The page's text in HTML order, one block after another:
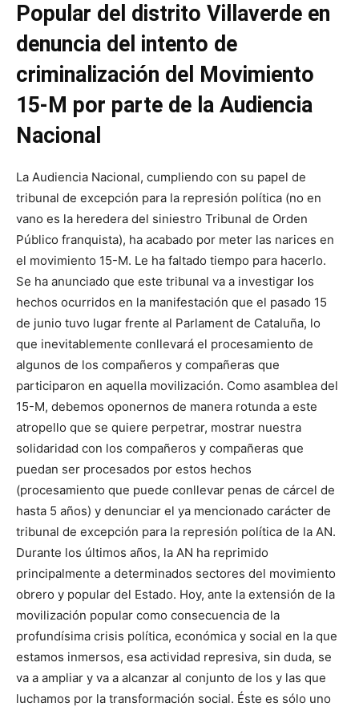
Popular del distrito Villaverde en
denuncia del intento de
criminalización del Movimiento
15-M por parte de la Audiencia
Nacional
La Audiencia Nacional, cumpliendo con su papel de
tribunal de excepción para la represión política (no en
vano es la heredera del siniestro Tribunal de Orden
Público franquista), ha acabado por meter las narices en
el movimiento 15-M. Le ha faltado tiempo para hacerlo.
Se ha anunciado que este tribunal va a investigar los
hechos ocurridos en la manifestación que el pasado 15
de junio tuvo lugar frente al Parlament de Cataluña, lo
que inevitablemente conllevará el procesamiento de
algunos de los compañeros y compañeras que
participaron en aquella movilización. Como asamblea del
15-M, debemos oponernos de manera rotunda a este
atropello que se quiere perpetrar, mostrar nuestra
solidaridad con los compañeros y compañeras que
puedan ser procesados por estos hechos
(procesamiento que puede conllevar penas de cárcel de
hasta 5 años) y denunciar el ya mencionado carácter de
tribunal de excepción para la represión política de la AN.
Durante los últimos años, la AN ha reprimido
principalmente a determinados sectores del movimiento
obrero y popular del Estado. Hoy, ante la extensión de la
movilización popular como consecuencia de la
profundísima crisis política, económica y social en la que
estamos inmersos, esa actividad represiva, sin duda, se
va a ampliar y va a alcanzar al conjunto de los y las que
luchamos por la transformación social. Éste es sólo uno